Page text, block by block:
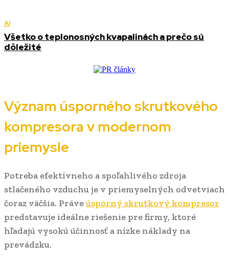
AI
Všetko o teplonosných kvapalinách a prečo sú
dôležité
Význam úsporného skrutkového
kompresora v modernom
priemysle
Potreba efektívneho a spoľahlivého zdroja
stlačeného vzduchu je v priemyselných odvetviach
čoraz väčšia. Práveúsporný skrutkový kompresor
predstavuje ideálne riešenie pre firmy, ktoré
hľadajú vysokú účinnosť a nízke náklady na
prevádzku.